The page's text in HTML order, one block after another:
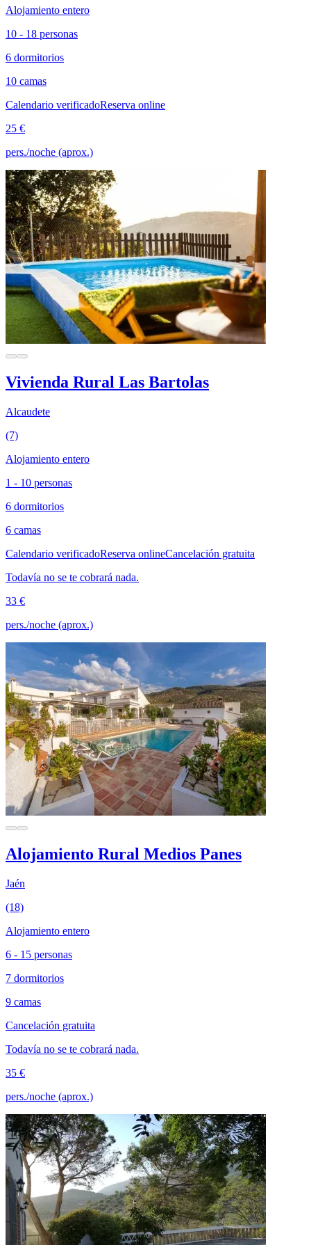
Alojamiento entero
10 - 18 personas
6 dormitorios
10 camas
Calendario verificadoReserva online
25 €
pers./noche (aprox.)
Vivienda Rural Las Bartolas
Alcaudete
(7)
Alojamiento entero
1 - 10 personas
6 dormitorios
6 camas
Calendario verificadoReserva onlineCancelación gratuita
Todavía no se te cobrará nada.
33 €
pers./noche (aprox.)
Alojamiento Rural Medios Panes
Jaén
(18)
Alojamiento entero
6 - 15 personas
7 dormitorios
9 camas
Cancelación gratuita
Todavía no se te cobrará nada.
35 €
pers./noche (aprox.)